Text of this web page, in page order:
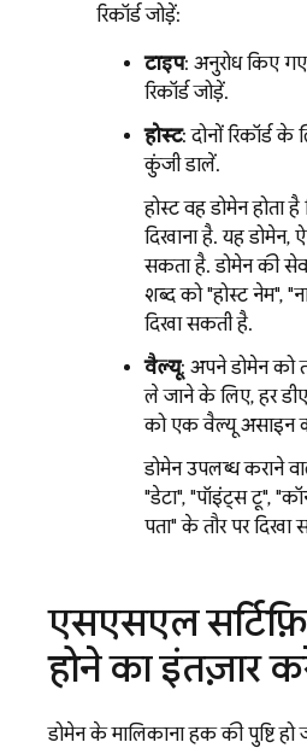
रिकॉर्ड जोड़ें:
टाइप: अनुरोध किए
रिकॉर्ड जोड़ें.
होस्ट: दोनों रिकॉर्ड
कुंजी डालें.
होस्ट वह डोमेन होता
दिखाना है. यह डोमेन,
सकता है. डोमेन की
शब्द को "होस्ट नेम",
दिखा सकती है.
वैल्यू: अपने डोमेन को
ले जाने के लिए, हर
को एक वैल्यू असाइन
डोमेन उपलब्ध कराने
"डेटा", "पॉइंट्स टू",
पता" के तौर पर दिखा
एसएसएल
होने का इंतज़ार
डोमेन के मालिकाना हक की पुष्टि